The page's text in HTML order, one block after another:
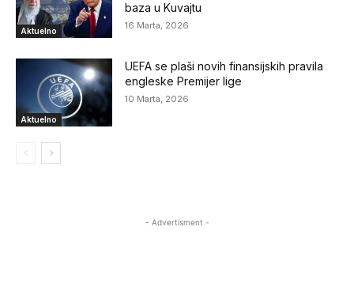
Aktuelno
baza u Kuvajtu
16 Marta, 2026
Aktuelno
UEFA se plaši novih finansijskih pravila
engleske Premijer lige
10 Marta, 2026
- Advertisment -